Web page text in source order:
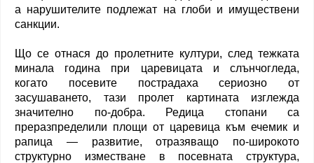
а нарушителите подлежат на глоби и имуществени
санкции.
Що се отнася до пролетните култури, след тежката
минала година при царевицата и слънчогледа,
когато посевите пострадаха сериозно от
засушаването, тази пролет картината изглежда
значително по-добра. Редица стопани са
преразпределили площи от царевица към ечемик и
рапица — развитие, отразяващо по-широкото
структурно изместване в посевната структура,